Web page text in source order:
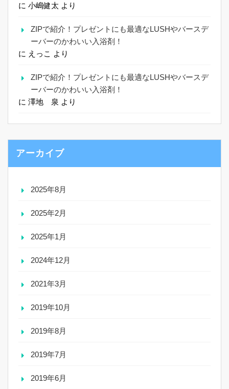
に 小嶋健太 より
ZIPで紹介！プレゼントにも最適なLUSHやバースデ
ーバーのかわいい入浴剤！
に えっこ より
ZIPで紹介！プレゼントにも最適なLUSHやバースデ
ーバーのかわいい入浴剤！
に 澤地 泉 より
アーカイブ
2025年8月
2025年2月
2025年1月
2024年12月
2021年3月
2019年10月
2019年8月
2019年7月
2019年6月